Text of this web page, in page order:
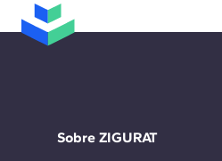
Sobre ZIGURAT